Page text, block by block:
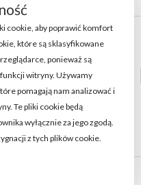
Polityka coookie
Reserved.
cookie, aby poprawić komfort
które są sklasyfikowane
ponieważ są
witryny. Używamy
pomagają nam analizować i
Te pliki cookie będą
wyłącznie za jego zgodą.
z tych plików cookie.